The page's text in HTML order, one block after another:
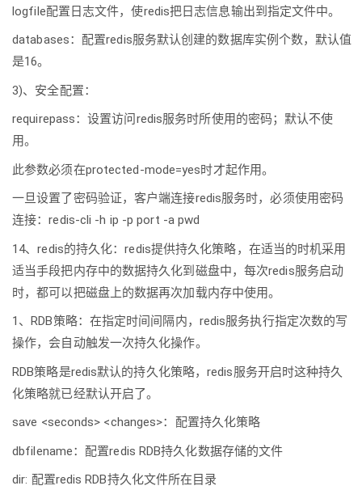
logfile配置日志文件，使redis把日志信息输出到指定文件中。
databases：配置redis服务默认创建的数据库实例个数，默认值
是16。
3)、安全配置：
requirepass：设置访问redis服务时所使用的密码；默认不使
用。
此参数必须在protected-mode=yes时才起作用。
一旦设置了密码验证，客户端连接redis服务时，必须使用密码
连接：redis-cli -h ip -p port -a pwd
14、redis的持久化：redis提供持久化策略，在适当的时机采用
适当手段把内存中的数据持久化到磁盘中，每次redis服务启动
时，都可以把磁盘上的数据再次加载内存中使用。
1、RDB策略：在指定时间间隔内，redis服务执行指定次数的写
操作，会自动触发一次持久化操作。
RDB策略是redis默认的持久化策略，redis服务开启时这种持久
化策略就已经默认开启了。
save <seconds> <changes>：配置持久化策略
dbfilename：配置redis RDB持久化数据存储的文件
dir: 配置redis RDB持久化文件所在目录